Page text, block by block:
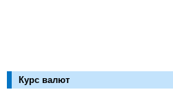
Курс валют